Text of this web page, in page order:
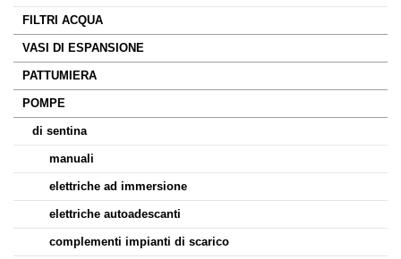
FILTRI ACQUA
VASI DI ESPANSIONE
PATTUMIERA
POMPE
di sentina
manuali
elettriche ad immersione
elettriche autoadescanti
complementi impianti di scarico